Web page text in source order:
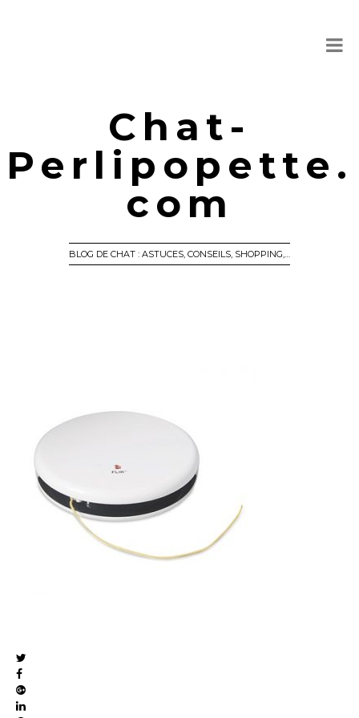
Chat-
Perlipopette.
com
BLOG DE CHAT : ASTUCES, CONSEILS, SHOPPING,…